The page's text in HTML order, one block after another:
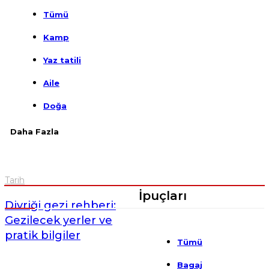
Tümü
Kamp
Yaz tatili
Aile
Doğa
Daha Fazla
Tarih
Divriği gezi rehberi:
Gezilecek yerler ve
pratik bilgiler
İpuçları
Tümü
Bagaj